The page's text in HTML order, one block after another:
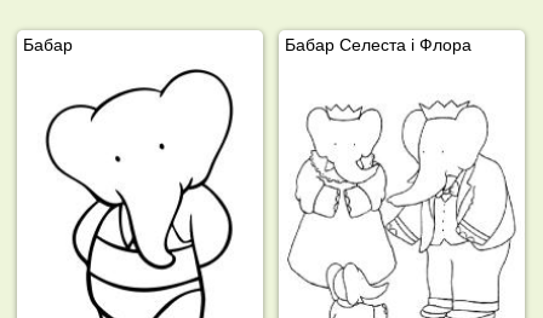
Бабар Бабар Селеста і Флора